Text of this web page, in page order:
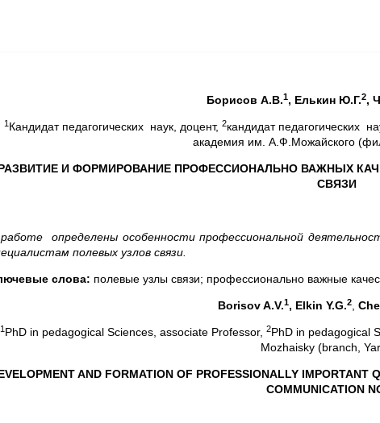
Борисов А.В.1, Елькин Ю.Г.2,
1Кандидат педагогических наук, доцент, 2кандидат педагогических
академия им. А.Ф.Можайского
И ФОРМИРОВАНИЕ ПРОФЕССИОНАЛЬНО ВАЖНЫХ
СВЯЗИ
определены особенности профессиональной
полевых узлов связи.
слова: полевые узлы связи; профессионально важные
Borisov A.V.1, Elkin Y.G.2
1PhD in pedagogical Sciences, associate Professor, 2PhD in pedagogical
Mozhaisky (branch,
AND FORMATION OF PROFESSIONALLY IMPORTANT
COMMUNICATION